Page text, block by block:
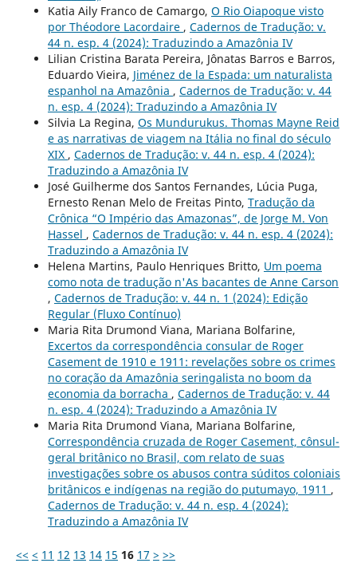
Katia Aily Franco de Camargo, O Rio Oiapoque visto
por Théodore Lacordaire , Cadernos de Tradução: v.
44 n. esp. 4 (2024): Traduzindo a Amazônia IV
Lilian Cristina Barata Pereira, Jônatas Barros e Barros,
Eduardo Vieira, Jiménez de la Espada: um naturalista
espanhol na Amazônia , Cadernos de Tradução: v. 44
n. esp. 4 (2024): Traduzindo a Amazônia IV
Silvia La Regina, Os Mundurukus. Thomas Mayne Reid
e as narrativas de viagem na Itália no final do século
XIX , Cadernos de Tradução: v. 44 n. esp. 4 (2024):
Traduzindo a Amazônia IV
José Guilherme dos Santos Fernandes, Lúcia Puga,
Ernesto Renan Melo de Freitas Pinto, Tradução da
Crônica “O Império das Amazonas”, de Jorge M. Von
Hassel , Cadernos de Tradução: v. 44 n. esp. 4 (2024):
Traduzindo a Amazônia IV
Helena Martins, Paulo Henriques Britto, Um poema
como nota de tradução n'As bacantes de Anne Carson
, Cadernos de Tradução: v. 44 n. 1 (2024): Edição
Regular (Fluxo Contínuo)
Maria Rita Drumond Viana, Mariana Bolfarine,
Excertos da correspondência consular de Roger
Casement de 1910 e 1911: revelações sobre os crimes
no coração da Amazônia seringalista no boom da
economia da borracha , Cadernos de Tradução: v. 44
n. esp. 4 (2024): Traduzindo a Amazônia IV
Maria Rita Drumond Viana, Mariana Bolfarine,
Correspondência cruzada de Roger Casement, cônsul-
geral britânico no Brasil, com relato de suas
investigações sobre os abusos contra súditos coloniais
britânicos e indígenas na região do putumayo, 1911 ,
Cadernos de Tradução: v. 44 n. esp. 4 (2024):
Traduzindo a Amazônia IV
<< < 11 12 13 14 15 16 17 > >>